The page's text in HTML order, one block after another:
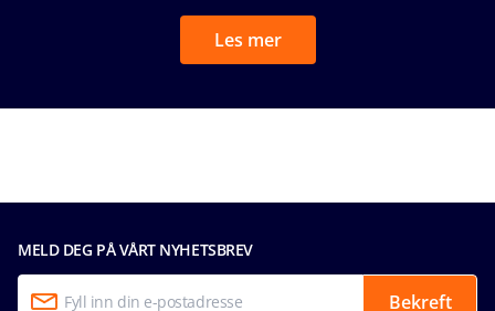
Les mer
MELD DEG PÅ VÅRT NYHETSBREV
Bekreft